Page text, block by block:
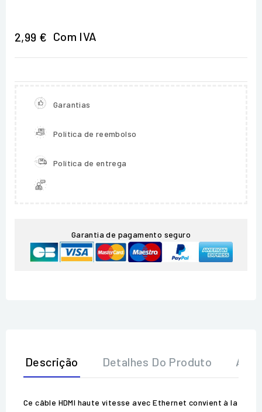
2,99 € Com IVA
Garantias
Política de reembolso
Política de entrega
Garantia de pagamento seguro
Descrição Detalhes Do Produto
Ce câble HDMI haute vitesse avec Ethernet convient à la